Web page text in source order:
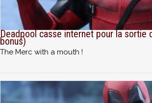
Deadpool casse internet pour la sortie
bonus)
The Merc with a mouth !